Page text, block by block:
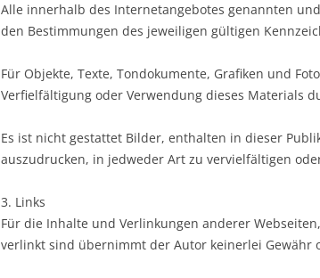
Alle innerhalb des Internetangebotes genannten
den Bestimmungen des jeweiligen gültigen
Für Objekte, Texte, Tondokumente, Grafiken und
Verfielfältigung oder Verwendung dieses Materials
Es ist nicht gestattet Bilder, enthalten in dieser
auszudrucken, in jedweder Art zu vervielfältigen
3. Links
Für die Inhalte und Verlinkungen anderer
verlinkt sind übernimmt der Autor keinerlei Gewähr